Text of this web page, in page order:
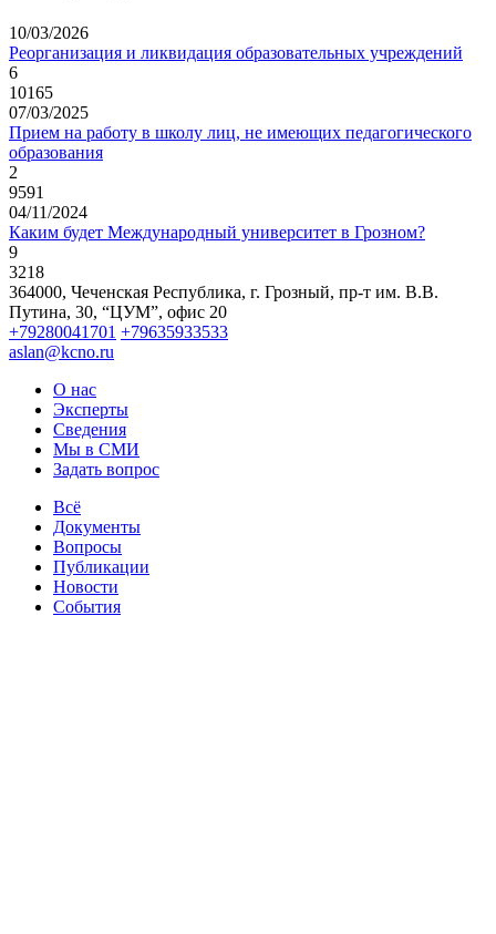
10/03/2026
Реорганизация и ликвидация образовательных учреждений
6
10165
07/03/2025
Прием на работу в школу лиц, не имеющих педагогического
образования
2
9591
04/11/2024
Каким будет Международный университет в Грозном?
9
3218
364000, Чеченская Республика, г. Грозный, пр-т им. В.В.
Путина, 30, “ЦУМ”, офис 20
+79280041701 +79635933533
aslan@kcno.ru
О нас
Эксперты
Сведения
Мы в СМИ
Задать вопрос
Всё
Документы
Вопросы
Публикации
Новости
События